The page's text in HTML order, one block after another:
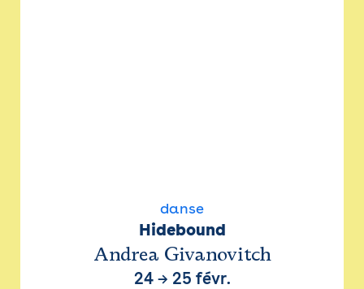
danse
Hidebound
Andrea Givanovitch
24→ 25 févr.